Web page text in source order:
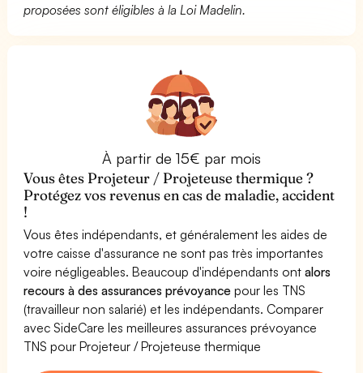
proposées sont éligibles à la Loi Madelin.
À partir de 15€ par mois
Vous êtes Projeteur / Projeteuse thermique ?
Protégez vos revenus en cas de maladie, accident
!
Vous êtes indépendants, et généralement les aides de
votre caisse d'assurance ne sont pas très importantes
voire négligeables. Beaucoup d'indépendants ontalors
recours à des assurances prévoyance pour les TNS
(travailleur non salarié) et les indépendants. Comparer
avec SideCare les meilleures assurances prévoyance
TNS pour Projeteur / Projeteuse thermique